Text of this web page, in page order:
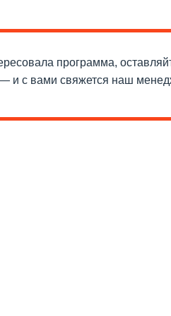
всегда выше.
для
оценок, дипломы из
программа,
и с вами свяжется наш